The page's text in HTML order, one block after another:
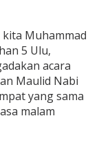
Muhammad
5 Ulu,
acara
Maulid Nabi
yang sama
malam